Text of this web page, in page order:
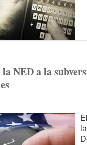
NED a la